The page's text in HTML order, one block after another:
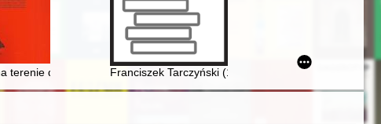
islamist "experiment"
terenie dzielnic Torunia - Mokrego i Bydgoszczy - Szwederowa w latach
Franciszek Tarczyński (1833-1900) jako malarz i